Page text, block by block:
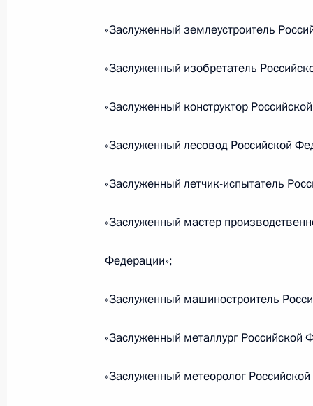
дублирования полномочий
19 июля 2018 года, 16:55
Внесены изменения в закон об
Внесены изменения в Налоговый
службы в уголовно-
«Заслуженный землеустроитель
«Заслуженный изобретатель
«Заслуженный конструктор
«Заслуженный лесовод Российской
«Заслуженный летчик-испытатель
«Заслуженный мастер
Федерации»;
«Заслуженный машиностроитель
«Заслуженный металлург Российской
«Заслуженный метеоролог